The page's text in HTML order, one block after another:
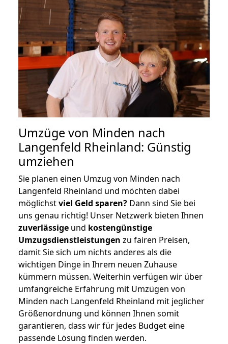
Umzüge von Minden nach
Langenfeld Rheinland: Günstig
umziehen
Sie planen einen Umzug von Minden nach
Langenfeld Rheinland und möchten dabei
möglichstviel Geld sparen? Dann sind Sie bei
uns genau richtig! Unser Netzwerk bieten Ihnen
zuverlässige und kostengünstige
Umzugsdienstleistungen zu fairen Preisen,
damit Sie sich um nichts anderes als die
wichtigen Dinge in Ihrem neuen Zuhause
kümmern müssen. Weiterhin verfügen wir über
umfangreiche Erfahrung mit Umzügen von
Minden nach Langenfeld Rheinland mit jeglicher
Größenordnung und können Ihnen somit
garantieren, dass wir für jedes Budget eine
passende Lösung finden werden.